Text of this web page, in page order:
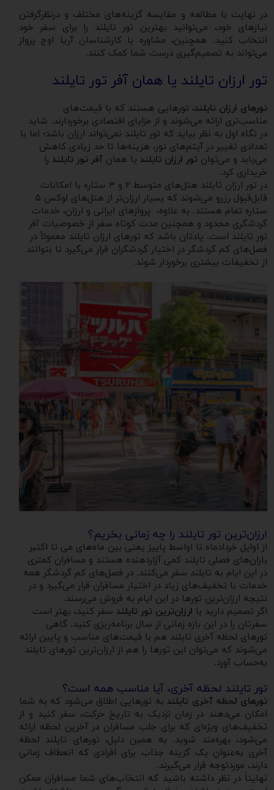
در نهایت با مطالعه و مقایسه گزینه‌های مختلف و درنظرگرفتن
نیازهای خود، می‌توانید بهترین تور تایلند را برای سفر خود
انتخاب کنید. همچنین، مشاوره با کارشناسان آریا اوج پرواز
می‌تواند به تصمیم‌گیری درست شما کمک کنند.
تور ارزان تایلند یا همان آفر تور تایلند
تورهای ارزان تایلند، تورهایی هستند که با قیمت‌های
مناسب‌تری ارائه می‌شوند و از مزایای اقتصادی برخوردارند. شاید
در نگاه اول به نظر بیاید که تور تایلند نمی‌تواند ارزان باشد؛ اما با
تعدادی تغییر در آیتم‌های تور، هزینه‌ها تا حد زیادی کاهش
می‌یابد و می‌توان تور ارزان تایلند یا همان آفر تور تایلند را
خریداری کرد.
در تور ارزان تایلند هتل‌های متوسط ۲ و ۳ ستاره با امکانات
قابل‌قبول رزرو می‌شوند که بسیار ارزان‌تر از هتل‌های لوکس ۵
ستاره تمام هستند. به علاوه، پروازهای ایرانی و ارزان، خدمات
گردشگری محدود و همچنین مدت کوتاه سفر از خصوصیات آفر
تور تایلند است. یادتان باشد که تورهای ارزان تایلند معمولاً در
فصل‌های کم گردشگر در اختیار گردشگران قرار می‌گیرد تا بتوانند
از تخفیفات بیشتری برخوردار شوند.
ارزان‌ترین تور تایلند را چه زمانی بخریم؟
از اوایل خردادماه تا اواسط پاییز یعنی بین ماه‌های می تا اکتبر
باران‌های فصلی تایلند کمی آزاردهنده هستند و مسافران کمتری
در این ایام به تایلند سفر می‌کنند. در فصل‌های کم گردشگر همه
خدمات با تخفیف‌های زیاد در اختیار مسافران قرار می‌گیرد و در
نتیجه ارزان‌ترین تورها در این ایام به فروش می‌رسند.
اگر تصمیم دارید با ارزان‌ترین تور تایلند سفر کنید، بهتر است
سفرتان را در این بازه زمانی از سال برنامه‌ریزی کنید. گاهی
تورهای لحظه آخری تایلند هم با قیمت‌های مناسب و پایین ارائه
می‌شوند که می‌توان این تورها را هم از ارزان‌ترین تورهای تایلند
به‌حساب آورد.
تور تایلند لحظه آخری، آیا مناسب همه است؟
تورهای لحظه آخری تایلند به تورهایی اطلاق می‌شود که به شما
امکان می‌دهند در زمان نزدیک به تاریخ حرکت، سفر کنید و از
تخفیف‌های ویژه‌ای که برای جلب مسافران در آخرین لحظه ارائه
می‌شود، بهره‌مند شوید. به همین دلیل، تورهای تایلند لحظه
آخری به‌عنوان یک گزینه جذاب برای افرادی که انعطاف زمانی
دارند، موردتوجه قرار می‌گیرند.
نهایتاً در نظر داشته باشید که انتخاب‌های شما مسافران ممکن